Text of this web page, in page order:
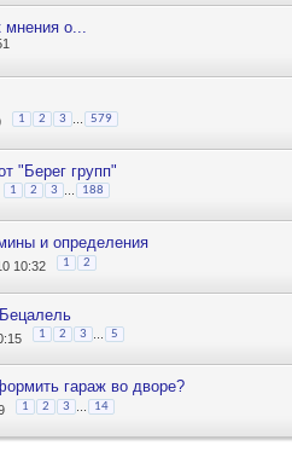
о...
1 2 3 579
"Берег групп"
1 2 3 ... 188
и определения
10:32 1 2
1 2 3 5
гараж во дворе?
1 2 3 14